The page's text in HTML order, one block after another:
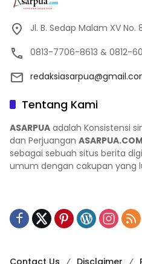
Jl. B. Sedap Malam XV
0813-7706-8613 & 0812-
Tentang Kami
ASARPUA adalah Konsistensi
dan Perjuangan ASARPUA.COM
sebagai sebuah situs berita
umum dengan cakupan yang
Contact Us Disclaimer